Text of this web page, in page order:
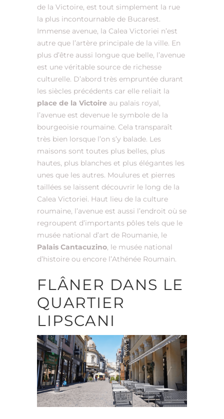
de la Victoire, est tout simplement la rue
la plus incontournable de Bucarest.
Immense avenue, la Calea Victoriei n’est
autre que l’artère principale de la ville. En
plus d’être aussi longue que belle, l’avenue
est une véritable source de richesse
culturelle. D’abord très empruntée durant
les siècles précédents car elle reliait la
place de la Victoire au palais royal,
l’avenue est devenue le symbole de la
bourgeoisie roumaine. Cela transparaît
très bien lorsque l’on s’y balade. Les
maisons sont toutes plus belles, plus
hautes, plus blanches et plus élégantes les
unes que les autres. Moulures et pierres
taillées se laissent découvrir le long de la
Calea Victoriei. Haut lieu de la culture
roumaine, l’avenue est aussi l’endroit où se
regroupent d’importants pôles tels que le
musée national d’art de Roumanie, le
Palais Cantacuzino, le musée national
d’histoire ou encore l’Athénée Roumain.
FLÂNER DANS LE
QUARTIER
LIPSCANI